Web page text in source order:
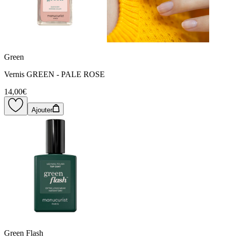
Green
Vernis GREEN - PALE ROSE
14,00€
Ajouter
Green Flash